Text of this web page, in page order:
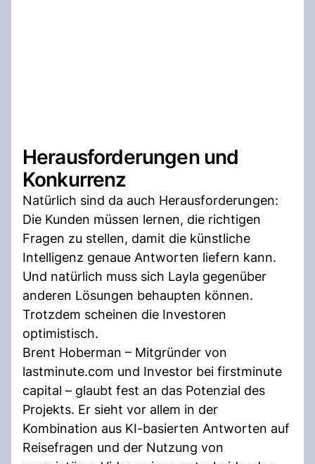
Herausforderungen und
Konkurrenz
Natürlich sind da auch Herausforderungen:
Die Kunden müssen lernen, die richtigen
Fragen zu stellen, damit die künstliche
Intelligenz genaue Antworten liefern kann.
Und natürlich muss sich Layla gegenüber
anderen Lösungen behaupten können.
Trotzdem scheinen die Investoren
optimistisch.
Brent Hoberman – Mitgründer von
lastminute.com und Investor bei firstminute
capital – glaubt fest an das Potenzial des
Projekts. Er sieht vor allem in der
Kombination aus KI-basierten Antworten auf
Reisefragen und der Nutzung von